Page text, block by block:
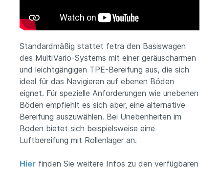
Standardmäßig stattet fetra den Basiswagen
des MultiVario-Systems mit einer geräuscharmen
und leichtgängigen TPE-Bereifung aus, die sich
ideal für das Navigieren auf ebenen Böden
eignet. Für spezielle Anforderungen wie unebenen
Böden empfiehlt es sich aber, eine alternative
Bereifung auszuwählen. Bei Unebenheiten im
Boden bietet sich beispielsweise eine
Luftbereifung mit Rollenlager an.
Hier finden Sie weitere Infos zu den verfügbaren